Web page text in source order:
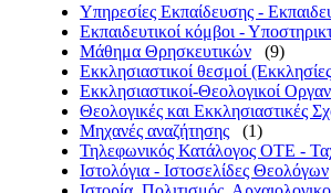
Υπηρεσίες Εκπαίδευσης -
Εκπαιδευτικοί κόμβοι -
Μάθημα Θρησκευτικών
(9)
Εκκλησιαστικοί θεσμοί
Εκκλησιαστικοί-Θεολογικοί
Θεολογικές και Εκκλησιαστικές
Μηχανές αναζήτησης
(1)
Τηλεφωνικός Κατάλογος ΟΤΕ -
Ιστολόγια - Ιστοσελίδες Θεολόγων